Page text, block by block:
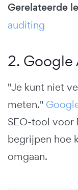
Gerelateerde
auditing
2. Google
"Je kunt niet
meten."
SEO-tool voor
begrijpen hoe
omgaan.